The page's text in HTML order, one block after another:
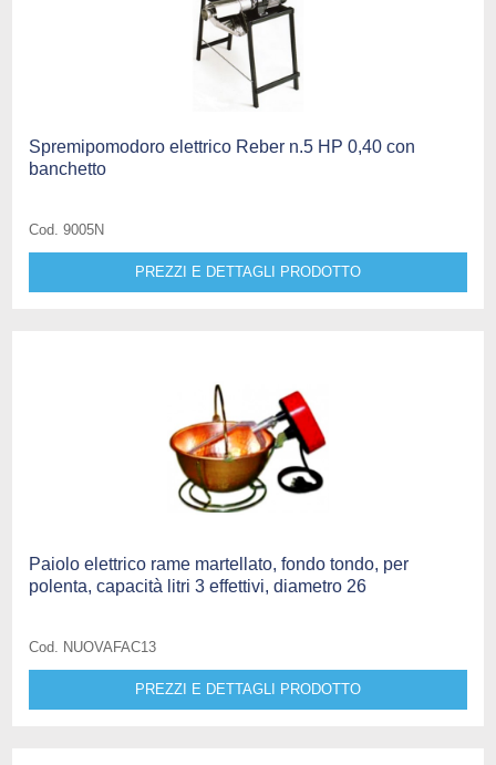
Spremipomodoro elettrico Reber n.5 HP 0,40 con
banchetto
Cod. 9005N
PREZZI E DETTAGLI PRODOTTO
Paiolo elettrico rame martellato, fondo tondo, per
polenta, capacità litri 3 effettivi, diametro 26
Cod. NUOVAFAC13
PREZZI E DETTAGLI PRODOTTO